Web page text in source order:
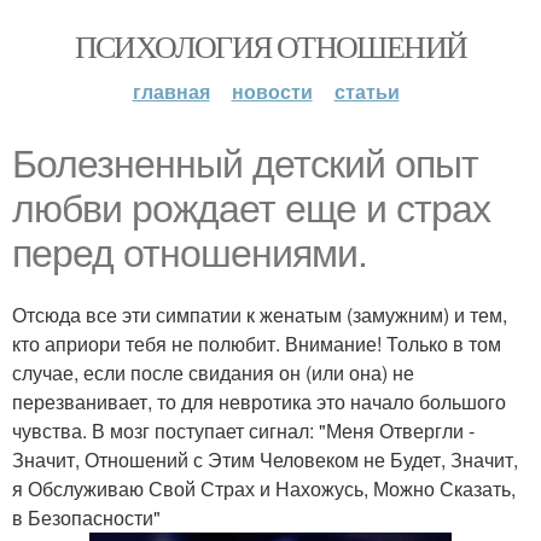
ПСИХОЛОГИЯ ОТНОШЕНИЙ
главная новости статьи
Болезненный детский опыт
любви рождает еще и страх
перед отношениями.
Отсюда все эти симпатии к женатым (замужним) и тем,
кто априори тебя не полюбит. Внимание! Только в том
случае, если после свидания он (или она) не
перезванивает, то для невротика это начало большого
чувства. В мозг поступает сигнал: "Меня Отвергли -
Значит, Отношений с Этим Человеком не Будет, Значит,
я Обслуживаю Свой Страх и Нахожусь, Можно Сказать,
в Безопасности"